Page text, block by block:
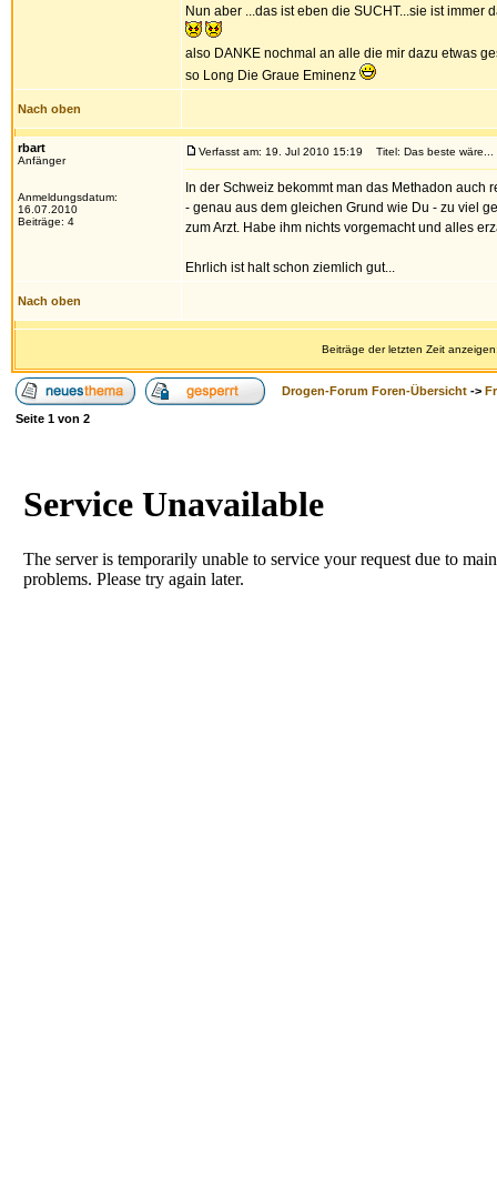
Nun aber ...das ist eben die SUCHT...sie ist
also DANKE nochmal an alle die mir dazu etwas
so Long Die Graue Eminenz
Nach oben
rbart
Anfänger
Anmeldungsdatum:
16.07.2010
Beiträge: 4
Verfasst am: 19. Jul 2010 15:19 Titel: Das beste wäre...
In der Schweiz bekommt man das Methadon
- genau aus dem gleichen Grund wie Du - zu viel
zum Arzt. Habe ihm nichts vorgemacht und alles
Ehrlich ist halt schon ziemlich gut...
Nach oben
Beiträge der letzten Zeit
Drogen-Forum Foren-Übersicht ->
Seite 1 von 2